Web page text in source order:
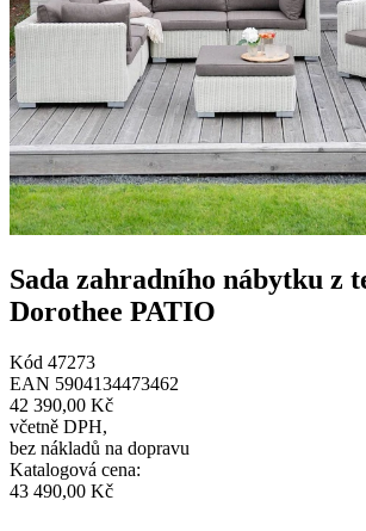
Sada zahradního nábytku z
Dorothee PATIO
Kód 47273
EAN 5904134473462
42 390,00 Kč
včetně DPH,
bez nákladů na dopravu
Katalogová cena:
43 490,00 Kč